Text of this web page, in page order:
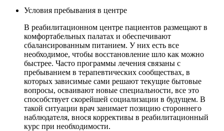
Условия пребывания в центре
В реабилитационном центре пациентов размещают в
комфортабельных палатах и обеспечивают
сбалансированным питанием. У них есть все
необходимое, чтобы восстановление шло как можно
быстрее. Часто программы лечения связаны с
пребыванием в терапевтических сообществах, в
которых зависимые сами решают текущие бытовые
вопросы, осваивают новые специальности, все это
способствует скорейшей социализации в будущем. В
такой ситуации врач занимает позицию стороннего
наблюдателя, внося коррективы в реабилитационный
курс при необходимости.